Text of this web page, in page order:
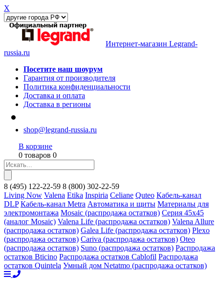
X
Интернет-магазин Legrand-
russia.ru
Посетите наш шоурум
Гарантия от производителя
Политика конфиденциальности
Доставка и оплата
Доставка в регионы
shop@legrand-russia.ru
В корзине
0 товаров 0
8 (495) 122-22-59 8 (800) 302-22-59
Living Now Valena Etika Inspiria Celiane Quteo Кабель-канал
DLP Кабель-канал Metra Автоматика и щиты Материалы для
электромонтажа Mosaic (распродажа остатков) Серия 45х45
(аналог Mosaic) Valena Life (распродажа остатков) Valena Allure
(распродажа остатков) Galea Life (распродажа остатков) Plexo
(распродажа остатков) Cariva (распродажа остатков) Oteo
(распродажа остатков) Suno (распродажа остатков) Распродажа
остатков Bticino Распродажа остатков Cablofil Распродажа
остатков Quintela Умный дом Netatmo (распродажа остатков)